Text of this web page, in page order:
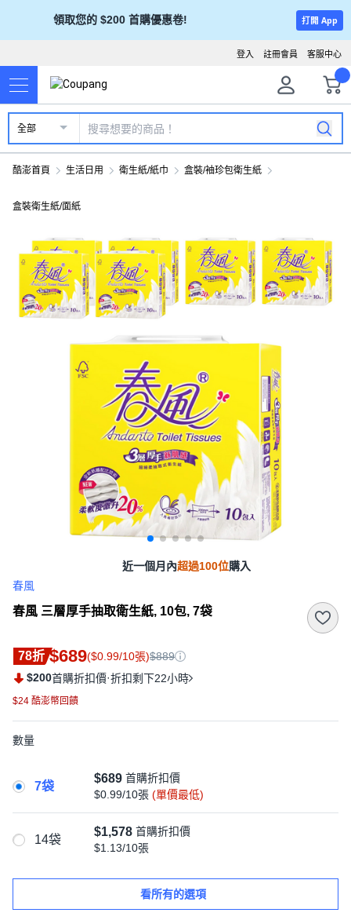
領取您的 $200 首購優惠卷! 打開 App
客服中心
註冊會員
登入
全部
酷澎首頁 生活日用 衛生紙/紙巾 盒裝/袖珍包衛生紙
盒裝衛生紙/面紙
近一個月內超過100位購入
春風
春風 三層厚手抽取衛生紙, 10包, 7袋
78折 $689($0.99/10張)$889
$200首購折扣價·折扣剩下22小時
$24 酷澎幣回饋
數量
7袋
$689 首購折扣價
$0.99/10張 (單價最低)
14袋
$1,578 首購折扣價
$1.13/10張
看所有的選項